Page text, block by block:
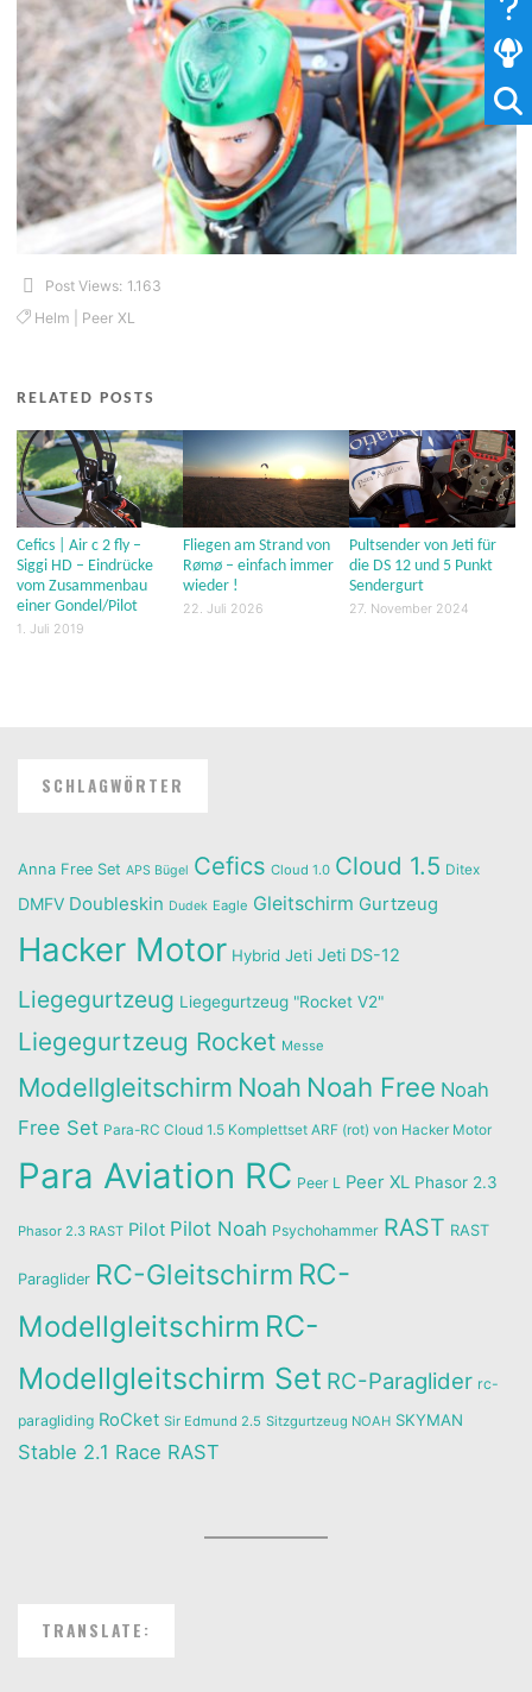
Post Views: 1.163
Helm
Peer XL
RELATED POSTS
Cefics | Air c 2 fly –
Siggi HD – Eindrücke
vom Zusammenbau
einer Gondel/Pilot
1. Juli 2019
Fliegen am Strand von
Rømø – einfach immer
wieder !
22. Juli 2026
Pultsender von Jeti für
die DS 12 und 5 Punkt
Sendergurt
27. November 2024
SCHLAGWÖRTER
Anna Free Set APS Bügel Cefics Cloud 1.0 Cloud 1.5 Ditex
DMFV Doubleskin Dudek Eagle Gleitschirm Gurtzeug
Hacker Motor Hybrid Jeti Jeti DS-12
Liegegurtzeug Liegegurtzeug "Rocket V2"
Liegegurtzeug Rocket Messe
Modellgleitschirm Noah Noah Free Noah
Free Set Para-RC Cloud 1.5 Komplettset ARF (rot) von Hacker Motor
Para Aviation RC Peer L Peer XL Phasor 2.3
Phasor 2.3 RAST Pilot Pilot Noah Psychohammer RAST RAST
Paraglider RC-Gleitschirm RC-
Modellgleitschirm RC-
Modellgleitschirm Set RC-Paraglider rc-
paragliding RoCket Sir Edmund 2.5 Sitzgurtzeug NOAH SKYMAN
Stable 2.1 Race RAST
TRANSLATE: